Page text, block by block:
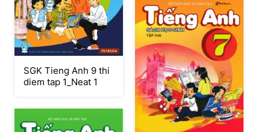
SGK Tieng Anh 9 thi
diem tap 1_Neat 1